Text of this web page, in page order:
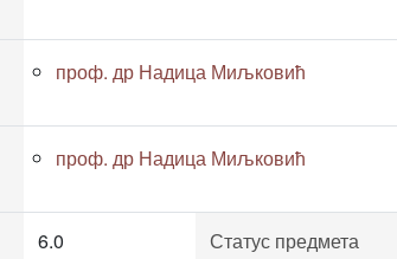
проф. др Надица Миљковић
проф. др Надица Миљковић
6.0 Статус предмета